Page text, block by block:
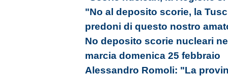
"No al deposito scorie, la
predoni di questo nostro
No deposito scorie nucleari
marcia domenica 25 febbraio
Alessandro Romoli: "La